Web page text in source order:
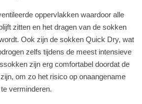
oppervlakken waardoor alle
zitten en het dragen van de sokken
Ook zijn de sokken Quick Dry, wat
zelfs tijdens de meest intensieve
zijn erg comfortabel doordat de
om zo het risico op onaangename
verminderen.